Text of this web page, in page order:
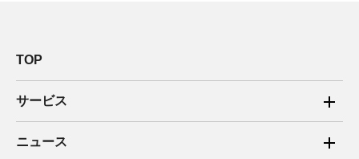
TOP
サービス
ご家庭向け電力サービス
ニュース